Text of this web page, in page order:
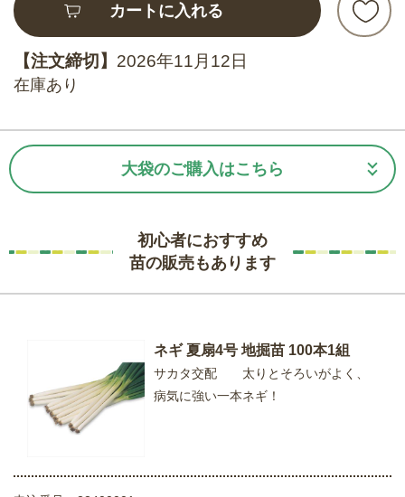
カートに入れる
【注文締切】 2026年11月12日
在庫あり
大袋のご購入はこちら
初心者におすすめ
苗の販売もあります
ネギ 夏扇4号 地掘苗 100本1組
サカタ交配 太りとそろいがよく、
病気に強い一本ネギ！